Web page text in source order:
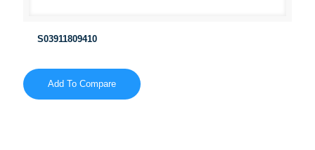
S03911809410
Add To Compare